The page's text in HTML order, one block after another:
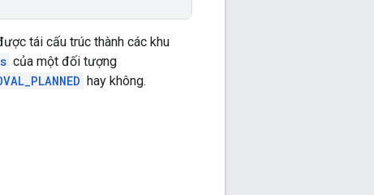
tái cấu trúc thành các khu
của một đối tượng
hay không.